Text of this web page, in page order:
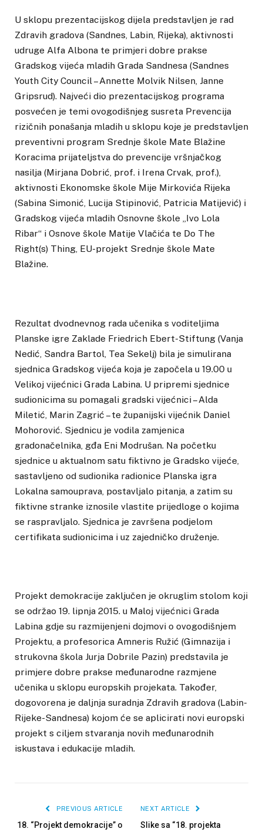
U sklopu prezentacijskog dijela predstavljen je rad
Zdravih gradova (Sandnes, Labin, Rijeka), aktivnosti
udruge Alfa Albona te primjeri dobre prakse
Gradskog vijeća mladih Grada Sandnesa (Sandnes
Youth City Council – Annette Molvik Nilsen, Janne
Gripsrud). Najveći dio prezentacijskog programa
posvećen je temi ovogodišnjeg susreta Prevencija
rizičnih ponašanja mladih u sklopu koje je predstavljen
preventivni program Srednje škole Mate Blažine
Koracima prijateljstva do prevencije vršnjačkog
nasilja (Mirjana Dobrić, prof. i Irena Crvak, prof.),
aktivnosti Ekonomske škole Mije Mirkovića Rijeka
(Sabina Simonić, Lucija Stipinović, Patricia Matijević) i
Gradskog vijeća mladih Osnovne škole „Ivo Lola
Ribar“ i Osnove škole Matije Vlačića te Do The
Right(s) Thing, EU-projekt Srednje škole Mate
Blažine.
Rezultat dvodnevnog rada učenika s voditeljima
Planske igre Zaklade Friedrich Ebert-Stiftung (Vanja
Nedić, Sandra Bartol, Tea Sekelj) bila je simulirana
sjednica Gradskog vijeća koja je započela u 19.00 u
Velikoj vijećnici Grada Labina. U pripremi sjednice
sudionicima su pomagali gradski vijećnici – Alda
Miletić, Marin Zagrić – te županijski vijećnik Daniel
Mohorović. Sjednicu je vodila zamjenica
gradonačelnika, gđa Eni Modrušan. Na početku
sjednice u aktualnom satu fiktivno je Gradsko vijeće,
sastavljeno od sudionika radionice Planska igra
Lokalna samouprava, postavljalo pitanja, a zatim su
fiktivne stranke iznosile vlastite prijedloge o kojima
se raspravljalo. Sjednica je završena podjelom
certifikata sudionicima i uz zajedničko druženje.
Projekt demokracije zaključen je okruglim stolom koji
se održao 19. lipnja 2015. u Maloj vijećnici Grada
Labina gdje su razmijenjeni dojmovi o ovogodišnjem
Projektu, a profesorica Amneris Ružić (Gimnazija i
strukovna škola Jurja Dobrile Pazin) predstavila je
primjere dobre prakse međunarodne razmjene
učenika u sklopu europskih projekata. Također,
dogovorena je daljnja suradnja Zdravih gradova (Labin-
Rijeke-Sandnesa) kojom će se aplicirati novi europski
projekt s ciljem stvaranja novih međunarodnih
iskustava i edukacije mladih.
PREVIOUS ARTICLE
18. “Projekt demokracije” o
NEXT ARTICLE
Slike sa “18. projekta